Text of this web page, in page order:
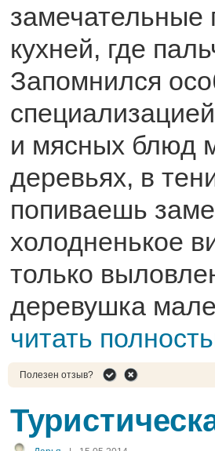
замечательные
кухней, где
Запомнился
и мясных блюд
деревьях, в
попиваешь
холодненькое
только
деревушка
читать
Полезен отзыв?